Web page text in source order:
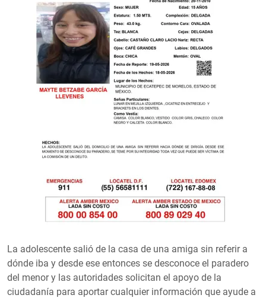
La adolescente salió de la casa de una amiga sin referir a
dónde iba y desde ese entonces se desconoce el paradero
del menor y las autoridades solicitan el apoyo de la
ciudadanía para aportar cualquier información que ayude a